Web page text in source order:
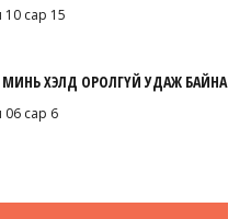
сар 15
МИНЬ ХЭЛД ОРОЛГҮЙ УДАЖ БАЙНА
06 сар 6